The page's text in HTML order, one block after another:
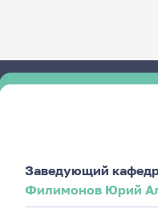
Заведующий
Филимонов Юрий